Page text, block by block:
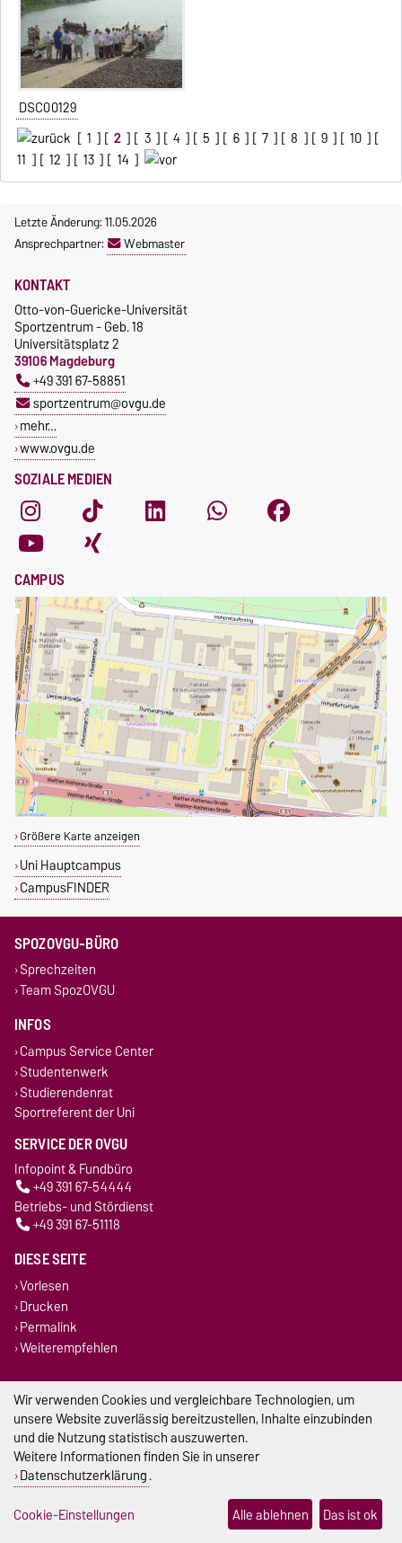
DSC00129
[ 1 ] [ 2 ] [ 3 ] [ 4 ] [ 5 ] [ 6 ] [ 7 ] [ 8 ] [ 9 ] [ 10 ] [
11 ] [ 12 ] [ 13 ] [ 14 ]
Letzte Änderung: 11.05.2026
Ansprechpartner:
Webmaster
SOZIALE MEDIEN
KONTAKT
Otto-von-Guericke-Universität
Sportzentrum - Geb. 18
Universitätsplatz 2
39106 Magdeburg
+49 391 67-58851
sportzentrum@ovgu.de
mehr…
www.ovgu.de
CAMPUS
Größere Karte anzeigen
Uni Hauptcampus
CampusFINDER
SPOZOVGU-BÜRO
Sprechzeiten
Team SpozOVGU
INFOS
Campus Service Center
Studentenwerk
Studierendenrat
Sportreferent der Uni
SERVICE DER OVGU
Infopoint & Fundbüro
+49 391 67-54444
Betriebs- und Stördienst
+49 391 67-51118
DIESE SEITE
Vorlesen
Drucken
Permalink
Weiterempfehlen
Impressum
Datenschutz
Barrierefreiheit
Cookie-Einstellungen
Wir verwenden Cookies und vergleichbare Technologien, um
unsere Website zuverlässig bereitzustellen, Inhalte einzubinden
und die Nutzung statistisch auszuwerten.
Weitere Informationen finden Sie in unserer
Datenschutzerklärung.
Cookie-Einstellungen
Alle ablehnen Das ist ok